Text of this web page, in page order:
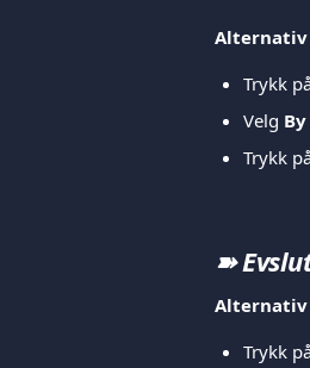
Alternativ
Trykk
Velg
Trykk
➽
Alternativ
Trykk